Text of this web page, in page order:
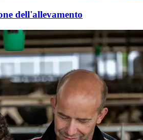
dell'allevamento